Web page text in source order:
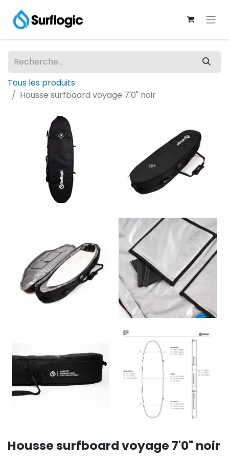
Tous les produits
Housse surfboard voyage 7'0" noir
Housse surfboard voyage 7'0" noir